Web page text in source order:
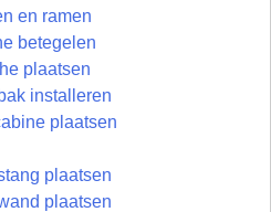
en ramen
betegelen
plaatsen
installeren
plaatsen
plaatsen
plaatsen